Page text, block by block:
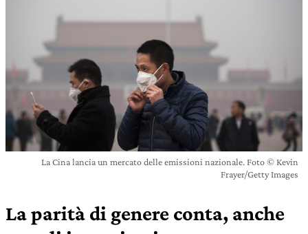
La Cina lancia un mercato delle emissioni nazionale. Foto © Kevin
Frayer/Getty Images
La parità di genere conta, anche